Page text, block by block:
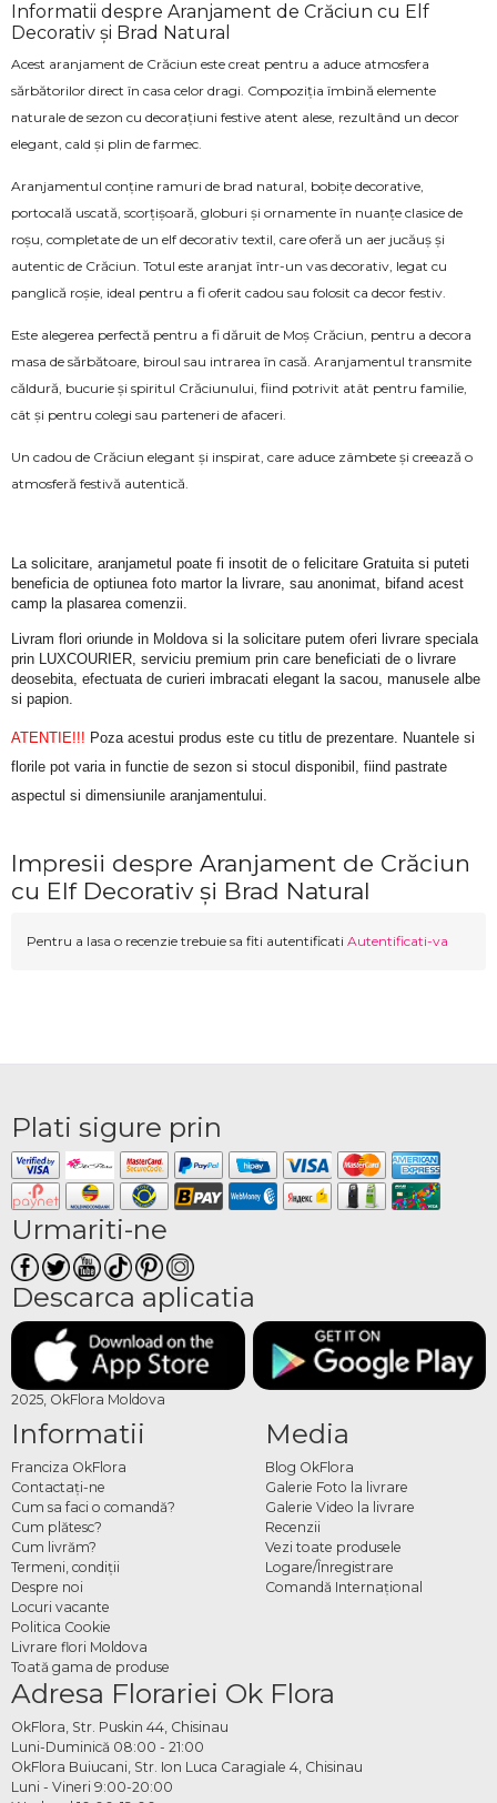
Informatii despre Aranjament de Crăciun cu Elf
Decorativ și Brad Natural
Acest aranjament de Crăciun este creat pentru a aduce atmosfera
sărbătorilor direct în casa celor dragi. Compoziția îmbină elemente
naturale de sezon cu decorațiuni festive atent alese, rezultând un decor
elegant, cald și plin de farmec.
Aranjamentul conține ramuri de brad natural, bobițe decorative,
portocală uscată, scorțișoară, globuri și ornamente în nuanțe clasice de
roșu, completate de un elf decorativ textil, care oferă un aer jucăuș și
autentic de Crăciun. Totul este aranjat într-un vas decorativ, legat cu
panglică roșie, ideal pentru a fi oferit cadou sau folosit ca decor festiv.
Este alegerea perfectă pentru a fi dăruit de Moș Crăciun, pentru a decora
masa de sărbătoare, biroul sau intrarea în casă. Aranjamentul transmite
căldură, bucurie și spiritul Crăciunului, fiind potrivit atât pentru familie,
cât și pentru colegi sau parteneri de afaceri.
Un cadou de Crăciun elegant și inspirat, care aduce zâmbete și creează o
atmosferă festivă autentică.
La solicitare, aranjametul poate fi insotit de o felicitare Gratuita si puteti
beneficia de optiunea foto martor la livrare, sau anonimat, bifand acest
camp la plasarea comenzii.
Livram flori oriunde in Moldova si la solicitare putem oferi livrare speciala
prin LUXCOURIER, serviciu premium prin care beneficiati de o livrare
deosebita, efectuata de curieri imbracati elegant la sacou, manusele albe
si papion.
ATENTIE!!! Poza acestui produs este cu titlu de prezentare. Nuantele si
florile pot varia in functie de sezon si stocul disponibil, fiind pastrate
aspectul si dimensiunile aranjamentului.
Impresii despre Aranjament de Crăciun
cu Elf Decorativ și Brad Natural
Pentru a lasa o recenzie trebuie sa fiti autentificati Autentificati-va
Plati sigure prin
Urmariti-ne
Descarca aplicatia
2025, OkFlora Moldova
Informatii
Franciza OkFlora
Contactaţi-ne
Cum sa faci o comandă?
Cum plătesc?
Cum livrăm?
Termeni, condiţii
Despre noi
Locuri vacante
Politica Cookie
Livrare flori Moldova
Toată gama de produse
Media
Blog OkFlora
Galerie Foto la livrare
Galerie Video la livrare
Recenzii
Vezi toate produsele
Logare/Înregistrare
Comandă Internațional
Adresa Florariei Ok Flora
OkFlora, Str. Puskin 44, Chisinau
Luni-Duminică 08:00 - 21:00
OkFlora Buiucani, Str. Ion Luca Caragiale 4, Chisinau
Luni - Vineri 9:00-20:00